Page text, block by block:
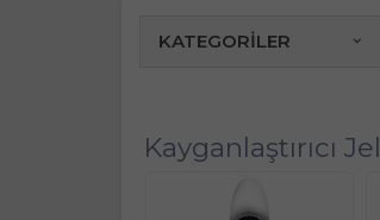
KATEGORİLER
Kayganlaştırıcı Jel